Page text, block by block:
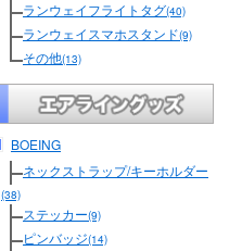
ランウェイフライトタグ(40)
ランウェイスマホスタンド(9)
その他(13)
BOEING
ネックストラップ/キーホルダー
(38)
ステッカー(9)
ピンバッジ(14)